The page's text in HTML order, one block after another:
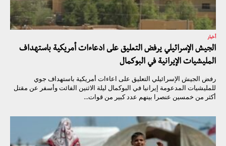
أخبار
الجيش الإسرائيلي يرفض التعليق على ادعاءات أمريكية باستهداف
المليشيات الإيرانية في البوكمال
رفض الجيش الإسرائيلي التعليق على اعاءات أمريكية باستهداف جوي
للمليشيات المدعومة إيرانيا في البوكمال ليلة الاثنين الفائت وأسفر عن مقتل
أكثر من خمسين عنصرا بينهم عدد كبير من قوات...